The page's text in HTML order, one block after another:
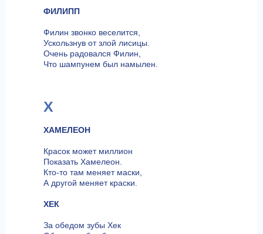
ФИЛИПП
Филин звонко веселится,
Ускользнув от злой лисицы.
Очень радовался Филин,
Что шампунем был намылен.
Х
ХАМЕЛЕОН
Красок может миллион
Показать Хамелеон.
Кто-то там меняет маски,
А другой меняет краски.
ХЕК
За обедом зубы Хек